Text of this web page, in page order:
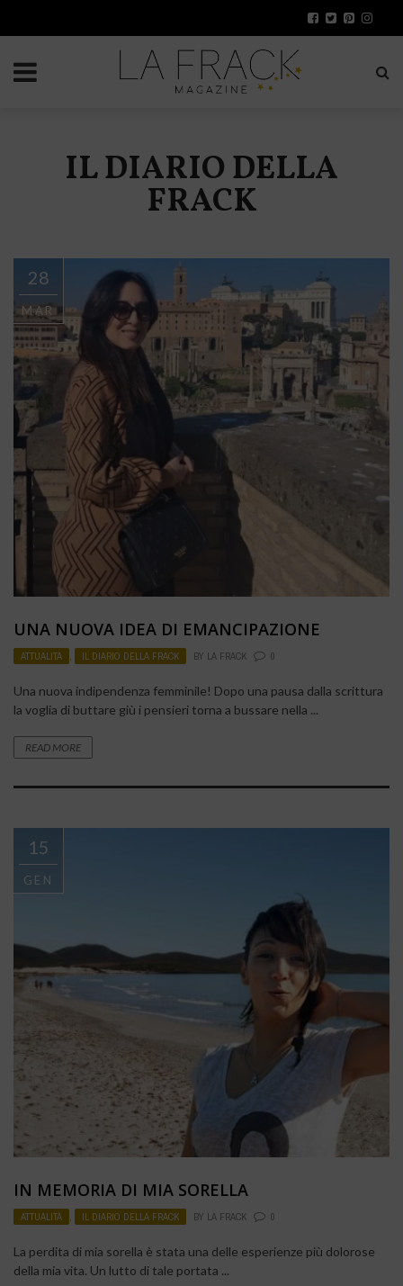
IL DIARIO DELLA
FRACK
28
MAR
UNA NUOVA IDEA DI EMANCIPAZIONE
ATTUALITÀ , IL DIARIO DELLA FRACK BY LA FRACK 0
Una nuova indipendenza femminile! Dopo una pausa dalla scrittura
la voglia di buttare giù i pensieri torna a bussare nella ...
READ MORE
15
GEN
IN MEMORIA DI MIA SORELLA
ATTUALITÀ IL DIARIO DELLA FRACK BY LA FRACK 0
La perdita di mia sorella è stata una delle esperienze più dolorose
della mia vita. Un lutto di tale portata ...